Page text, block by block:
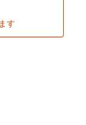
す